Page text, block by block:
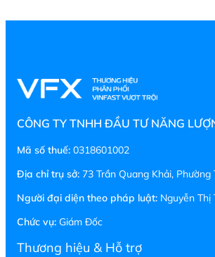
CÔNG TY TNHH ĐẦU TƯ NĂNG
Mã số thuế: 0318601002
Địa chỉ trụ sở: 73 Trần Quang Khải,
Người đại diện theo pháp luật: Nguyễn Thị
Chức vụ: Giám Đốc
Thương hiệu & Hỗ trợ